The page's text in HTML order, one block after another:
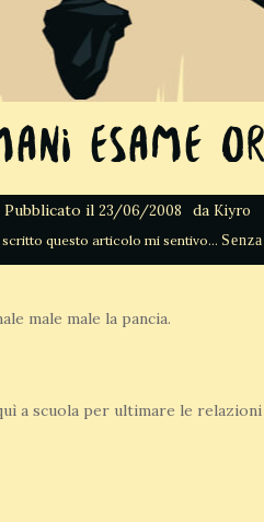
esame
Pubblicato il 23/06/2008 da Kiyro
male male la pancia.
a scuola per ultimare le